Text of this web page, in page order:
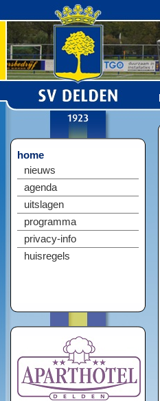
home
nieuws
agenda
uitslagen
programma
privacy-info
huisregels